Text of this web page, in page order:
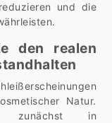
und die
den realen
Natur.
zunächst in